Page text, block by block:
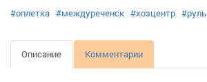
#оплетка #междуреченск #хозцентр #руль
Описание Комментарии